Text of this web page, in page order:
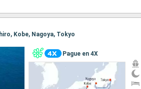
Kobe, Nagoya, Tokyo
Pague en 4X